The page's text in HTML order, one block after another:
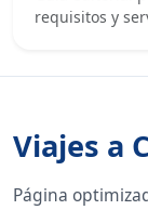
requisitos y
Viajes a
Página